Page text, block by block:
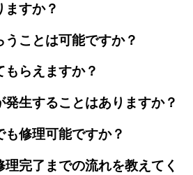
ますか？
ことは可能ですか？
らえますか？
生することはありますか？
修理可能ですか？
完了までの流れを教えてく